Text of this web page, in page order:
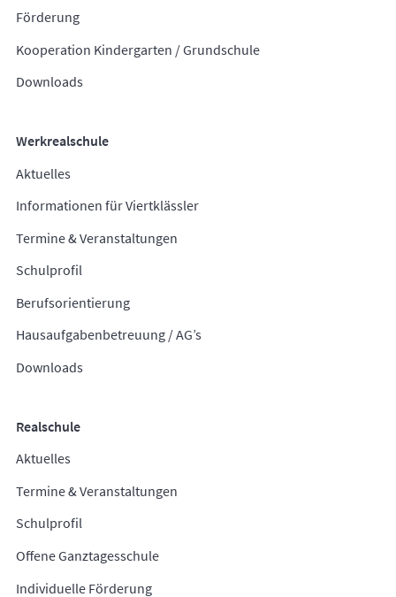
Förderung
Kooperation Kindergarten / Grundschule
Downloads
Werkrealschule
Aktuelles
Informationen für Viertklässler
Termine & Veranstaltungen
Schulprofil
Berufsorientierung
Hausaufgabenbetreuung / AG’s
Downloads
Realschule
Aktuelles
Termine & Veranstaltungen
Schulprofil
Offene Ganztagesschule
Individuelle Förderung